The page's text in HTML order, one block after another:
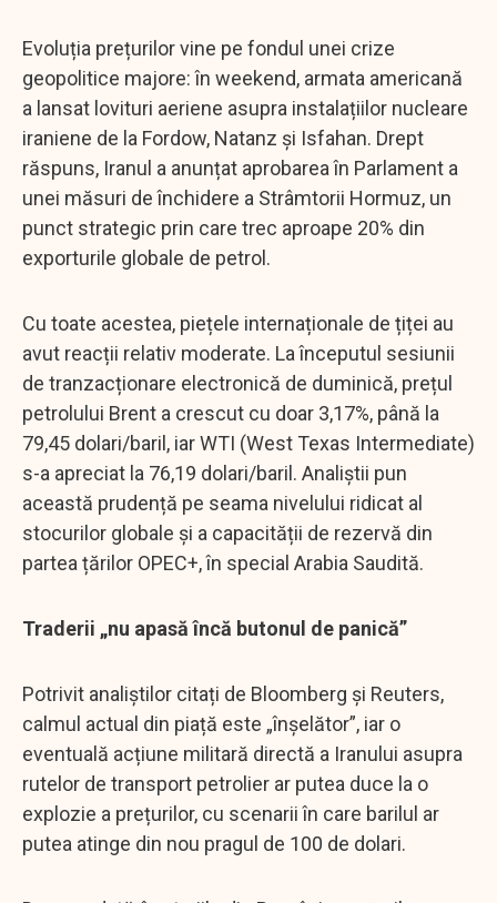
Evoluția prețurilor vine pe fondul unei crize
geopolitice majore: în weekend, armata americană
a lansat lovituri aeriene asupra instalațiilor nucleare
iraniene de la Fordow, Natanz și Isfahan. Drept
răspuns, Iranul a anunțat aprobarea în Parlament a
unei măsuri de închidere a Strâmtorii Hormuz, un
punct strategic prin care trec aproape 20% din
exporturile globale de petrol.
Cu toate acestea, piețele internaționale de țiței au
avut reacții relativ moderate. La începutul sesiunii
de tranzacționare electronică de duminică, prețul
petrolului Brent a crescut cu doar 3,17%, până la
79,45 dolari/baril, iar WTI (West Texas Intermediate)
s-a apreciat la 76,19 dolari/baril. Analiștii pun
această prudență pe seama nivelului ridicat al
stocurilor globale și a capacității de rezervă din
partea țărilor OPEC+, în special Arabia Saudită.
Traderii „nu apasă încă butonul de panică”
Potrivit analiștilor citați de Bloomberg și Reuters,
calmul actual din piață este „înșelător”, iar o
eventuală acțiune militară directă a Iranului asupra
rutelor de transport petrolier ar putea duce la o
explozie a prețurilor, cu scenarii în care barilul ar
putea atinge din nou pragul de 100 de dolari.